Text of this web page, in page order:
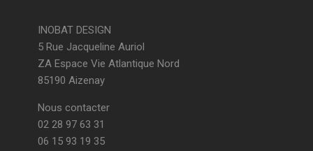
INOBAT DESIGN
5 Rue Jacqueline Auriol
ZA Espace Vie Atlantique Nord
85190 Aizenay
Nous contacter
02 28 97 63 31
06 15 93 19 35